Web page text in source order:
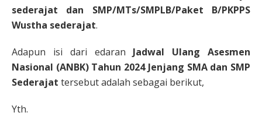
sederajat dan SMP/MTs/SMPLB/Paket B/PKPPS
Wustha sederajat.
Adapun isi dari edaran Jadwal Ulang Asesmen
Nasional (ANBK) Tahun 2024 Jenjang SMA dan SMP
Sederajat tersebut adalah sebagai berikut,
Yth.